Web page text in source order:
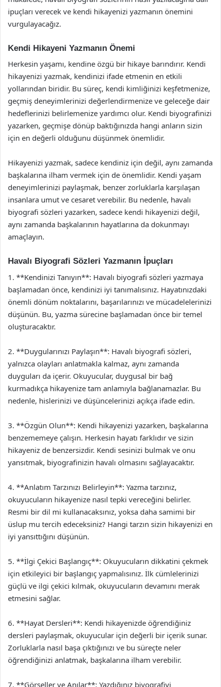
ipuçları verecek ve kendi hikayenizi yazmanın önemini
vurgulayacağız.
Kendi Hikayeni Yazmanın Önemi
Herkesin yaşamı, kendine özgü bir hikaye barındırır. Kendi
hikayenizi yazmak, kendinizi ifade etmenin en etkili
yollarından biridir. Bu süreç, kendi kimliğinizi keşfetmenize,
geçmiş deneyimlerinizi değerlendirmenize ve geleceğe dair
hedeflerinizi belirlemenize yardımcı olur. Kendi biyografinizi
yazarken, geçmişe dönüp baktığınızda hangi anların sizin
için en değerli olduğunu düşünmek önemlidir.
Hikayenizi yazmak, sadece kendiniz için değil, aynı zamanda
başkalarına ilham vermek için de önemlidir. Kendi yaşam
deneyimlerinizi paylaşmak, benzer zorluklarla karşılaşan
insanlara umut ve cesaret verebilir. Bu nedenle, havalı
biyografi sözleri yazarken, sadece kendi hikayenizi değil,
aynı zamanda başkalarının hayatlarına da dokunmayı
amaçlayın.
Havalı Biyografi Sözleri Yazmanın İpuçları
1. **Kendinizi Tanıyın**: Havalı biyografi sözleri yazmaya
başlamadan önce, kendinizi iyi tanımalısınız. Hayatınızdaki
önemli dönüm noktalarını, başarılarınızı ve mücadelelerinizi
düşünün. Bu, yazma sürecine başlamadan önce bir temel
oluşturacaktır.
2. **Duygularınızı Paylaşın**: Havalı biyografi sözleri,
yalnızca olayları anlatmakla kalmaz, aynı zamanda
duyguları da içerir. Okuyucular, duygusal bir bağ
kurmadıkça hikayenize tam anlamıyla bağlanamazlar. Bu
nedenle, hislerinizi ve düşüncelerinizi açıkça ifade edin.
3. **Özgün Olun**: Kendi hikayenizi yazarken, başkalarına
benzememeye çalışın. Herkesin hayatı farklıdır ve sizin
hikayeniz de benzersizdir. Kendi sesinizi bulmak ve onu
yansıtmak, biyografinizin havalı olmasını sağlayacaktır.
4. **Anlatım Tarzınızı Belirleyin**: Yazma tarzınız,
okuyucuların hikayenize nasıl tepki vereceğini belirler.
Resmi bir dil mi kullanacaksınız, yoksa daha samimi bir
üslup mu tercih edeceksiniz? Hangi tarzın sizin hikayenizi en
iyi yansıttığını düşünün.
5. **İlgi Çekici Başlangıç**: Okuyucuların dikkatini çekmek
için etkileyici bir başlangıç yapmalısınız. İlk cümlelerinizi
güçlü ve ilgi çekici kılmak, okuyucuların devamını merak
etmesini sağlar.
6. **Hayat Dersleri**: Kendi hikayenizde öğrendiğiniz
dersleri paylaşmak, okuyucular için değerli bir içerik sunar.
Zorluklarla nasıl başa çıktığınızı ve bu süreçte neler
öğrendiğinizi anlatmak, başkalarına ilham verebilir.
7. **Görseller ve Anılar**: Yazdığınız biyografiyi